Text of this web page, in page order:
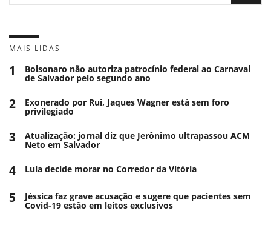
MAIS LIDAS
1 Bolsonaro não autoriza patrocínio federal ao Carnaval
de Salvador pelo segundo ano
2 Exonerado por Rui, Jaques Wagner está sem foro
privilegiado
3 Atualização: jornal diz que Jerônimo ultrapassou ACM
Neto em Salvador
4 Lula decide morar no Corredor da Vitória
5 Jéssica faz grave acusação e sugere que pacientes sem
Covid-19 estão em leitos exclusivos